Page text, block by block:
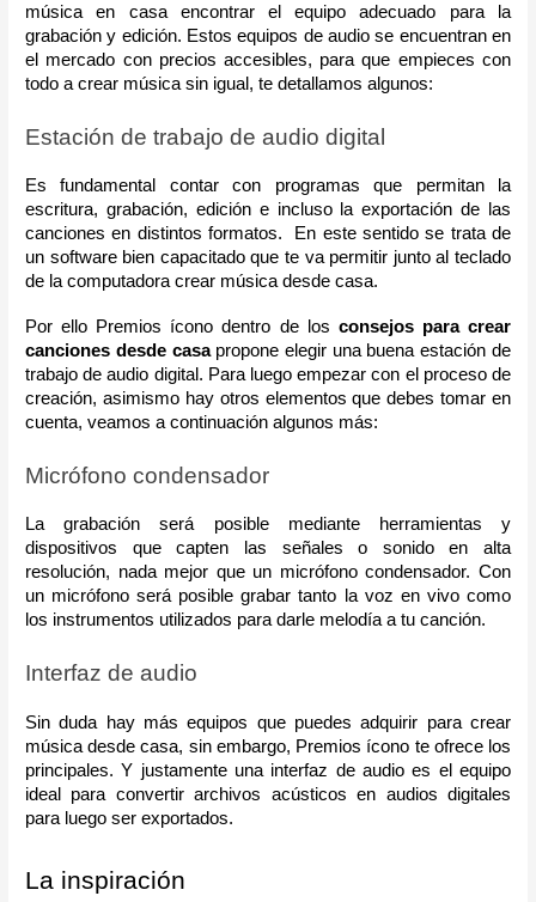
música en casa encontrar el equipo adecuado para la
grabación y edición. Estos equipos de audio se encuentran en
el mercado con precios accesibles, para que empieces con
todo a crear música sin igual, te detallamos algunos:
Estación de trabajo de audio digital
Es fundamental contar con programas que permitan la
escritura, grabación, edición e incluso la exportación de las
canciones en distintos formatos.  En este sentido se trata de
un software bien capacitado que te va permitir junto al teclado
de la computadora crear música desde casa.
Por ello Premios ícono dentro de los consejos para crear
canciones desde casa propone elegir una buena estación de
trabajo de audio digital. Para luego empezar con el proceso de
creación, asimismo hay otros elementos que debes tomar en
cuenta, veamos a continuación algunos más:
Micrófono condensador
La grabación será posible mediante herramientas y
dispositivos que capten las señales o sonido en alta
resolución, nada mejor que un micrófono condensador. Con
un micrófono será posible grabar tanto la voz en vivo como
los instrumentos utilizados para darle melodía a tu canción.
Interfaz de audio
Sin duda hay más equipos que puedes adquirir para crear
música desde casa, sin embargo, Premios ícono te ofrece los
principales. Y justamente una interfaz de audio es el equipo
ideal para convertir archivos acústicos en audios digitales
para luego ser exportados.
La inspiración